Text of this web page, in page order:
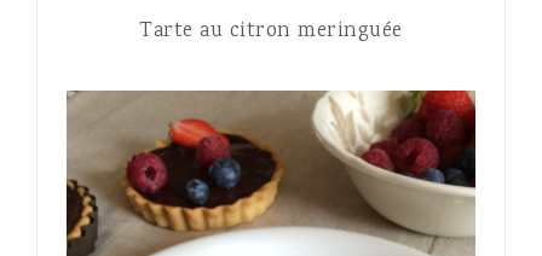
Tarte au citron meringuée